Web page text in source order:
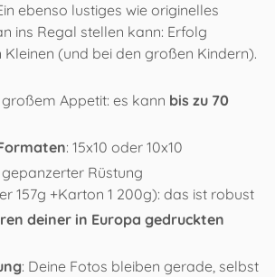
ebenso lustiges wie originelles
ins Regal stellen kann: Erfolg
(und bei den großen Kindern).
Appetit: es kann bis zu 70
: 15x10 oder 10x10
Rüstung
157g +Karton 1 200g): das ist robust
deiner in Europa gedruckten
: Deine Fotos bleiben gerade, selbst